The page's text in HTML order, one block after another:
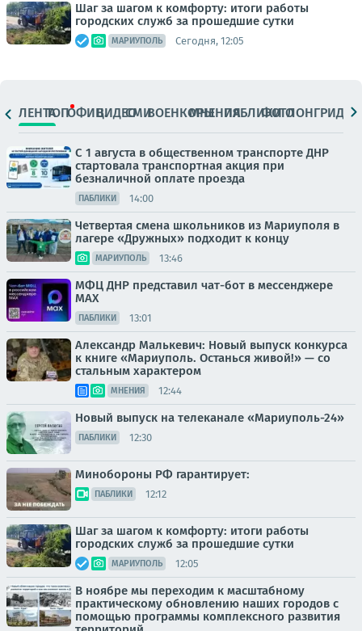
Шаг за шагом к комфорту: итоги работы
городских служб за прошедшие сутки
МАРИУПОЛЬ Сегодня, 12:05
ЛЕНТАТОПОФИЦ.ВИДЕОСМИВОЕНКОРЫМНЕНИЯПАБЛИКИ
ФОТОЛОНГРИДЫ
С 1 августа в общественном транспорте ДНР
стартовала транспортная акция при
безналичной оплате проезда
ПАБЛИКИ 14:00
Четвертая смена школьников из Мариуполя в
лагере «Дружных» подходит к концу
МАРИУПОЛЬ 13:46
МФЦ ДНР представил чат-бот в мессенджере
MAX
ПАБЛИКИ 13:01
Александр Малькевич: Новый выпуск конкурса
к книге «Мариуполь. Останься живой!» — со
стальным характером
МНЕНИЯ 12:44
Новый выпуск на телеканале «Мариуполь-24»
ПАБЛИКИ 12:30
Минобороны РФ гарантирует:
ПАБЛИКИ 12:12
Шаг за шагом к комфорту: итоги работы
городских служб за прошедшие сутки
МАРИУПОЛЬ 12:05
В ноябре мы переходим к масштабному
практическому обновлению наших городов с
помощью программы комплексного развития